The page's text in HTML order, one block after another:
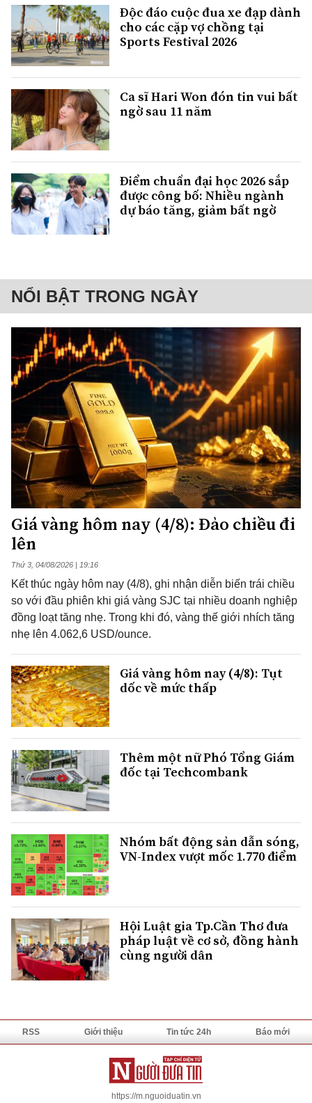
Độc đáo cuộc đua xe đạp dành
cho các cặp vợ chồng tại
Sports Festival 2026
Ca sĩ Hari Won đón tin vui bất
ngờ sau 11 năm
Điểm chuẩn đại học 2026 sắp
được công bố: Nhiều ngành
dự báo tăng, giảm bất ngờ
NỔI BẬT TRONG NGÀY
Giá vàng hôm nay (4/8): Đảo chiều đi
lên
Thứ 3, 04/08/2026 | 19:16
Kết thúc ngày hôm nay (4/8), ghi nhận diễn biến trái chiều
so với đầu phiên khi giá vàng SJC tại nhiều doanh nghiệp
đồng loạt tăng nhẹ. Trong khi đó, vàng thế giới nhích tăng
nhẹ lên 4.062,6 USD/ounce.
Giá vàng hôm nay (4/8): Tụt
dốc về mức thấp
Thêm một nữ Phó Tổng Giám
đốc tại Techcombank
Nhóm bất động sản dẫn sóng,
VN-Index vượt mốc 1.770 điểm
Hội Luật gia Tp.Cần Thơ đưa
pháp luật về cơ sở, đồng hành
cùng người dân
RSS Giới thiệu Tin tức 24h Báo mới
https://m.nguoiduatin.vn